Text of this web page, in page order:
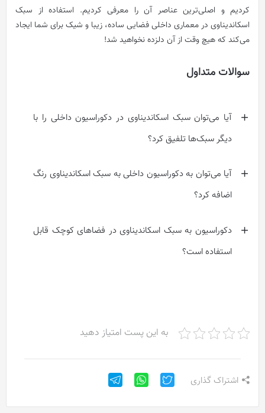
کردیم و اصلی‌ترین عناصر آن را معرفی کردیم. استفاده از سبک
اسکاندیناوی در معماری داخلی فضایی ساده، زیبا و شیک برای شما ایجاد
می‌کند که هیچ وقت از آن دلزده نخواهید شد!
سوالات متداول
آیا می‌توان سبک اسکاندیناوی در دکوراسیون داخلی را با
دیگر سبک‌ها تلفیق کرد؟
آیا می‌توان به دکوراسیون داخلی به سبک اسکاندیناوی رنگ
اضافه کرد؟
دکوراسیون به سبک اسکاندیناوی در فضاهای کوچک قابل
استفاده است؟
به این پست امتیاز دهید
اشتراک گذاری